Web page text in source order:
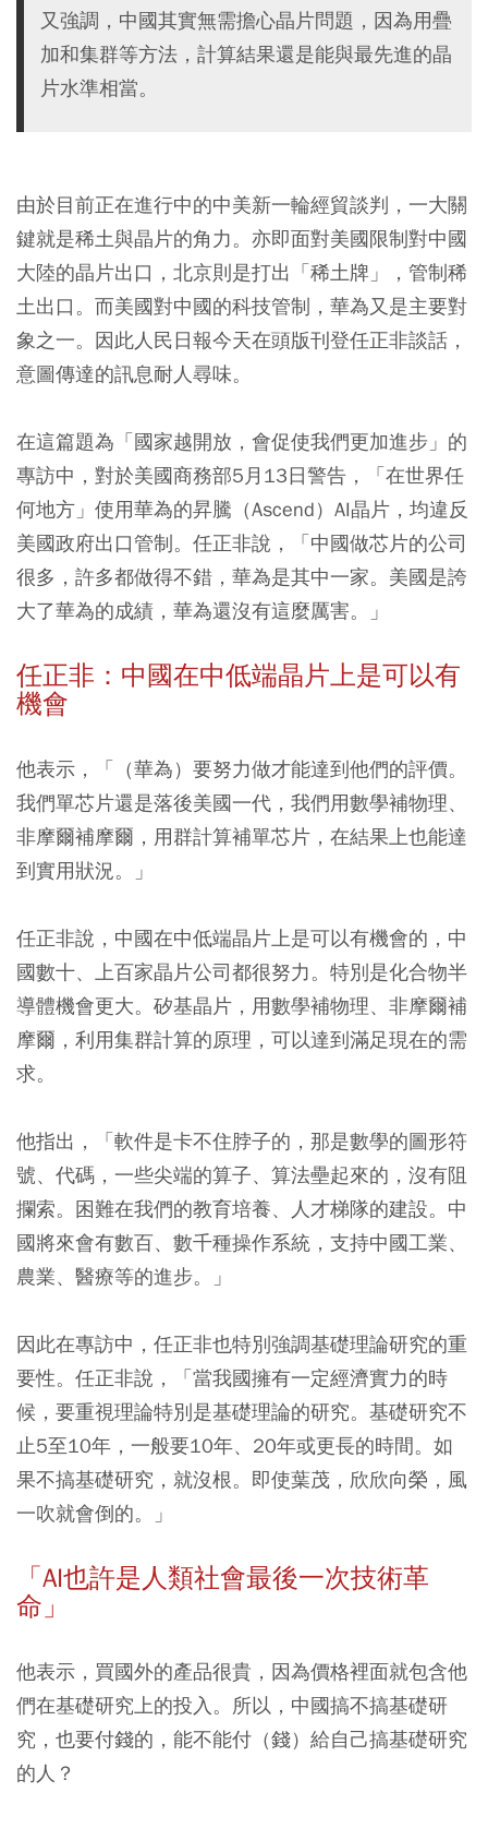
又強調，中國其實無需擔心晶片問題，因為用疊
加和集群等方法，計算結果還是能與最先進的晶
片水準相當。
由於目前正在進行中的中美新一輪經貿談判，一大關
鍵就是稀土與晶片的角力。亦即面對美國限制對中國
大陸的晶片出口，北京則是打出「稀土牌」，管制稀
土出口。而美國對中國的科技管制，華為又是主要對
象之一。因此人民日報今天在頭版刊登任正非談話，
意圖傳達的訊息耐人尋味。
在這篇題為「國家越開放，會促使我們更加進步」的
專訪中，對於美國商務部5月13日警告，「在世界任
何地方」使用華為的昇騰（Ascend）AI晶片，均違反
美國政府出口管制。任正非說，「中國做芯片的公司
很多，許多都做得不錯，華為是其中一家。美國是誇
大了華為的成績，華為還沒有這麼厲害。」
任正非：中國在中低端晶片上是可以有
機會
他表示，「（華為）要努力做才能達到他們的評價。
我們單芯片還是落後美國一代，我們用數學補物理、
非摩爾補摩爾，用群計算補單芯片，在結果上也能達
到實用狀況。」
任正非說，中國在中低端晶片上是可以有機會的，中
國數十、上百家晶片公司都很努力。特別是化合物半
導體機會更大。矽基晶片，用數學補物理、非摩爾補
摩爾，利用集群計算的原理，可以達到滿足現在的需
求。
他指出，「軟件是卡不住脖子的，那是數學的圖形符
號、代碼，一些尖端的算子、算法壘起來的，沒有阻
攔索。困難在我們的教育培養、人才梯隊的建設。中
國將來會有數百、數千種操作系統，支持中國工業、
農業、醫療等的進步。」
因此在專訪中，任正非也特別強調基礎理論研究的重
要性。任正非說，「當我國擁有一定經濟實力的時
候，要重視理論特別是基礎理論的研究。基礎研究不
止5至10年，一般要10年、20年或更長的時間。如
果不搞基礎研究，就沒根。即使葉茂，欣欣向榮，風
一吹就會倒的。」
「AI也許是人類社會最後一次技術革
命」
他表示，買國外的產品很貴，因為價格裡面就包含他
們在基礎研究上的投入。所以，中國搞不搞基礎研
究，也要付錢的，能不能付（錢）給自己搞基礎研究
的人？